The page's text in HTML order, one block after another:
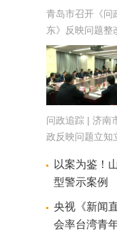
青岛市召开《问
东》反映问题整
专题会议
问政追踪 | 济南
政反映问题立知
以案为鉴！
型警示案例
央视《新闻
会率台湾青